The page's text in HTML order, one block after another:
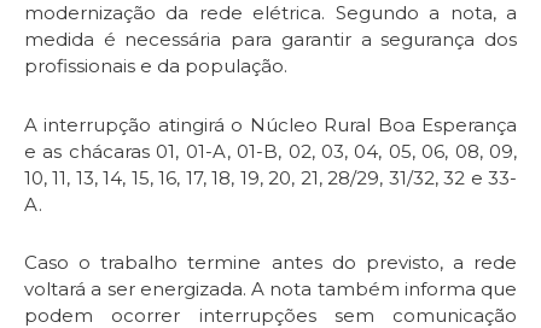
modernização da rede elétrica. Segundo a nota, a
medida é necessária para garantir a segurança dos
profissionais e da população.
A interrupção atingirá o Núcleo Rural Boa Esperança
e as chácaras 01, 01-A, 01-B, 02, 03, 04, 05, 06, 08, 09,
10, 11, 13, 14, 15, 16, 17, 18, 19, 20, 21, 28/29, 31/32, 32 e 33-
A.
Caso o trabalho termine antes do previsto, a rede
voltará a ser energizada. A nota também informa que
podem ocorrer interrupções sem comunicação